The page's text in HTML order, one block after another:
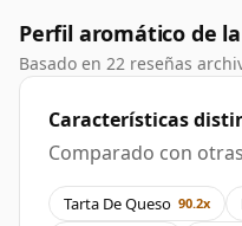
Perfil aromático de
Basado en 22 reseñas
Características
Comparado con
Tarta De Queso 90.2x